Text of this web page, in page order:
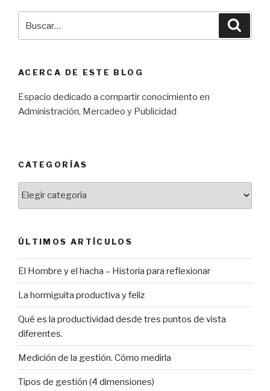
ACERCA DE ESTE BLOG
Espacio dedicado a compartir conocimiento en
Administración, Mercadeo y Publicidad
CATEGORÍAS
ÚLTIMOS ARTÍCULOS
El Hombre y el hacha – Historia para reflexionar
La hormiguita productiva y feliz
Qué es la productividad desde tres puntos de vista
diferentes.
Medición de la gestión. Cómo medirla
Tipos de gestión (4 dimensiones)